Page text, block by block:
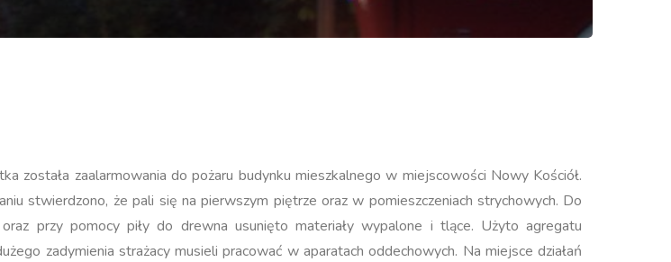
została zaalarmowania do pożaru budynku mieszkalnego w miejscowości Nowy Kościół.
stwierdzono, że pali się na pierwszym piętrze oraz w pomieszczeniach strychowych. Do
przy pomocy piły do drewna usunięto materiały wypalone i tlące. Użyto agregatu
zadymienia strażacy musieli pracować w aparatach oddechowych. Na miejsce działań